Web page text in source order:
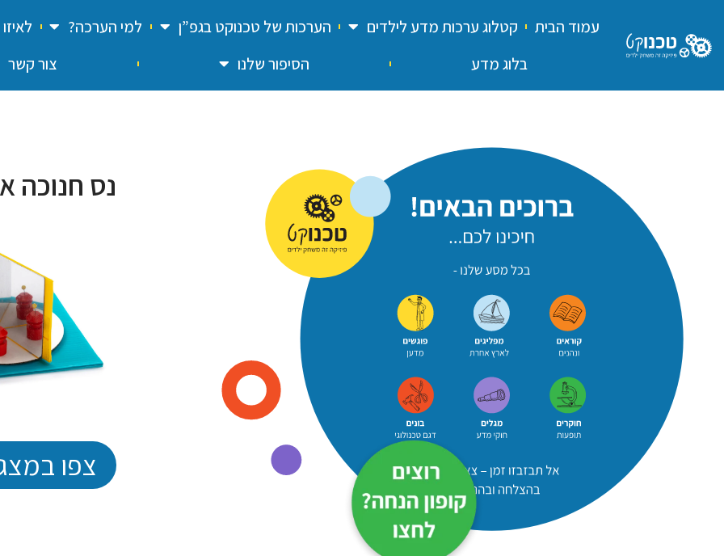
עמוד הבית קטלוג ערכות מדע לילדים הערכות של טכנוקט בגפ”ן למי הערכה?
בלוג מדע
הסיפור שלנו צור קשר
נס חנוכה
צפו